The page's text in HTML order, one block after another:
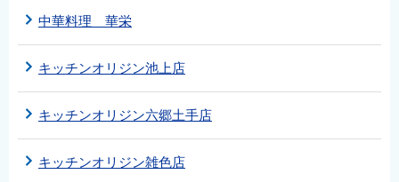
中華料理 華栄
キッチンオリジン池上店
キッチンオリジン六郷土手店
キッチンオリジン雑色店